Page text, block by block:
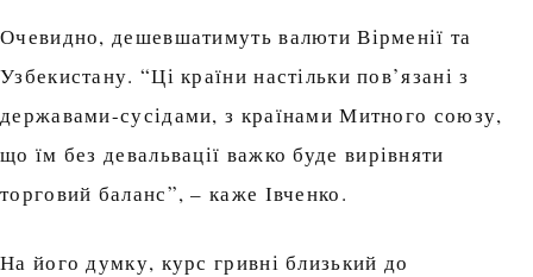
Очевидно, дешевшатимуть валюти Вірменії та
Узбекистану. “Ці країни настільки пов’язані з
державами-сусідами, з країнами Митного союзу,
що їм без девальвації важко буде вирівняти
торговий баланс”, – каже Івченко.
На його думку, курс гривні близький до